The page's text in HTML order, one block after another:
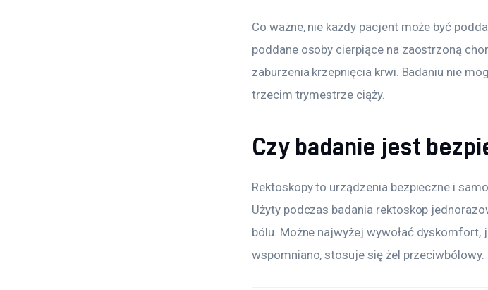
Co ważne, nie każdy pacjent może być
poddane osoby cierpiące na zaostrzoną
zaburzenia krzepnięcia krwi. Badaniu nie
trzecim trymestrze ciąży.
Czy badanie jest
Rektoskopy to urządzenia bezpieczne i
Użyty podczas badania rektoskop
bólu. Możne najwyżej wywołać dyskomfort,
wspomniano, stosuje się żel przeciwbólowy.